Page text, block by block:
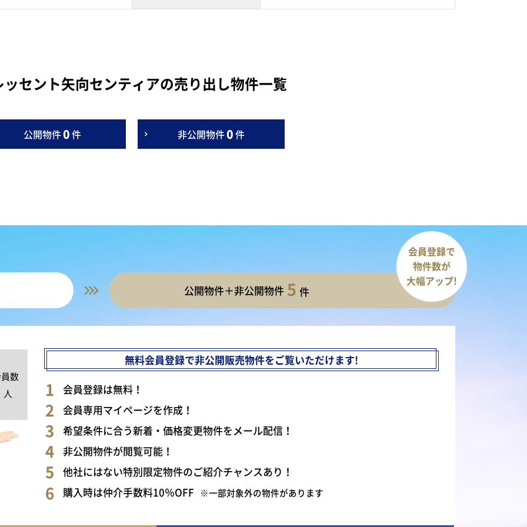
ッセント矢向センティアの売り出し物件一覧
公開物件0件 非公開物件0件
公開物件＋非公開物件 5 件
会員登録で
物件数が
大幅アップ!
数
人
無料会員登録で非公開販売物件をご覧いただけます!
会員登録は無料！
会員専用マイページを作成！
希望条件に合う新着・価格変更物件をメール配信！
非公開物件が閲覧可能！
他社にはない特別限定物件のご紹介チャンスあり！
購入時は仲介手数料10％OFF ※一部対象外の物件があります